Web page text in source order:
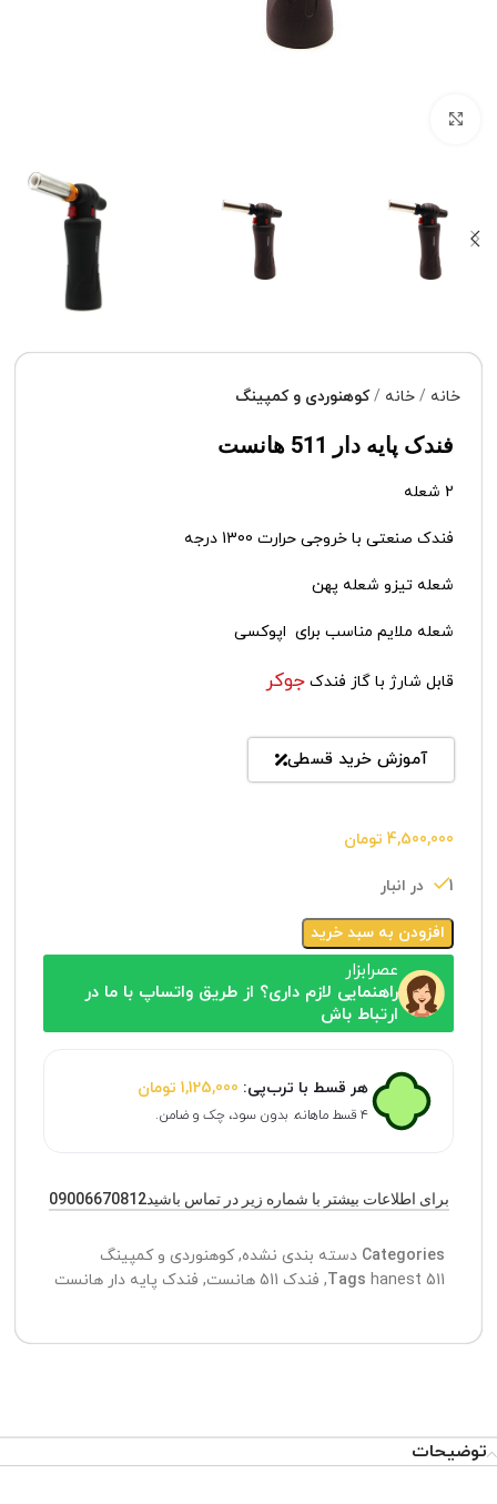
خانه خانه کوهنوردی و کمپینگ
فندک پایه دار 511 هانست
2 شعله
فندک صنعتی با خروجی حرارت 1300 درجه
شعله تیزو شعله پهن
شعله ملایم مناسب برای اپوکسی
قابل شارژ با گاز فندک جوکر
آموزش خرید قسطی
4,500,000 تومان
1 در انبار
افزودن به سبد خرید
عصرابزار
راهنمایی لازم داری؟ از طریق واتساپ با ما در
ارتباط باش
هر قسط با ترب‌پی: 1,125,000 تومان
۴ قسط ماهانه. بدون سود، چک و ضامن.
برای اطلاعات بیشتر با شماره زیر در تماس باشید09006670812
Categories دسته بندی نشده,کوهنوردی و کمپینگ
Tags hanest 511
, فندک 511 هانست , فندک پایه دار هانست
توضیحات
عزیزان میباشد